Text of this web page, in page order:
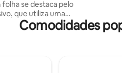
se destaca pelo
que utiliza uma
e texturas
à calma e ao
Comodidades